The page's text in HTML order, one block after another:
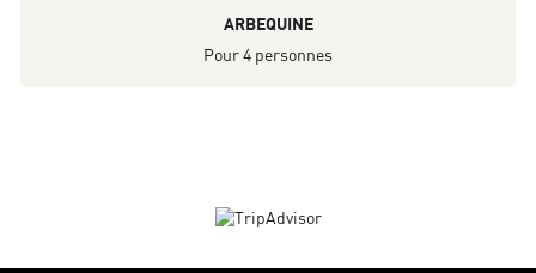
ARBEQUINE
Pour 4 personnes